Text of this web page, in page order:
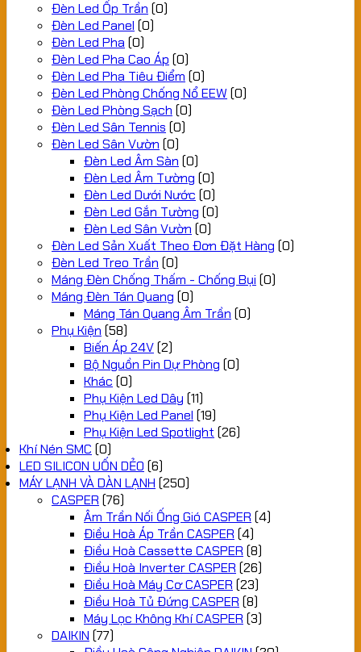
Đèn Led Ốp Trần (0)
Đèn Led Panel (0)
Đèn Led Pha (0)
Đèn Led Pha Cao Áp (0)
Đèn Led Pha Tiêu Điểm (0)
Đèn Led Phòng Chống Nổ EEW (0)
Đèn Led Phòng Sạch (0)
Đèn Led Sân Tennis (0)
Đèn Led Sân Vườn (0)
Đèn Led Âm Sàn (0)
Đèn Led Âm Tường (0)
Đèn Led Dưới Nước (0)
Đèn Led Gắn Tường (0)
Đèn Led Sân Vườn (0)
Đèn Led Sản Xuất Theo Đơn Đặt Hàng (0)
Đèn Led Treo Trần (0)
Máng Đèn Chống Thấm - Chống Bụi (0)
Máng Đèn Tán Quang (0)
Máng Tán Quang Âm Trần (0)
Phụ Kiện (58)
Biến Áp 24V(2)
Bộ Nguồn Pin Dự Phòng (0)
Khác (0)
Phụ Kiện Led Dây (11)
Phụ Kiện Led Panel (19)
Phụ Kiện Led Spotlight (26)
Khí Nén SMC (0)
LED SILICON UỐN DẺO (6)
MÁY LẠNH VÀ DÀN LẠNH (250)
CASPER (76)
Âm Trần Nối Ống Gió CASPER (4)
Điều Hoà Áp Trần CASPER (4)
Điều Hoà Cassette CASPER (8)
Điều Hoà Inverter CASPER (26)
Điều Hoà Máy Cơ CASPER (23)
Điều Hoà Tủ Đứng CASPER (8)
Máy Lọc Không Khí CASPER (3)
DAIKIN (77)